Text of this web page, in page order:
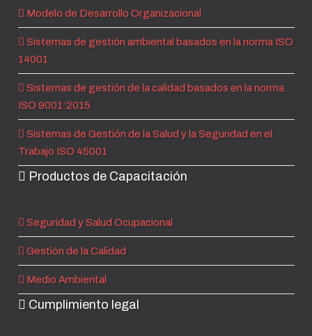
Modelo de Desarrollo Organizacional
Sistemas de gestión ambiental basados en la norma ISO
14001
Sistemas de gestión de la calidad basados en la norma
ISO 9001:2015
Sistemas de Gestión de la Salud y la Seguridad en el
Trabajo ISO 45001
Productos de Capacitación
Seguridad y Salud Ocupacional
Gestión de la Calidad
Medio Ambiental
Cumplimiento legal